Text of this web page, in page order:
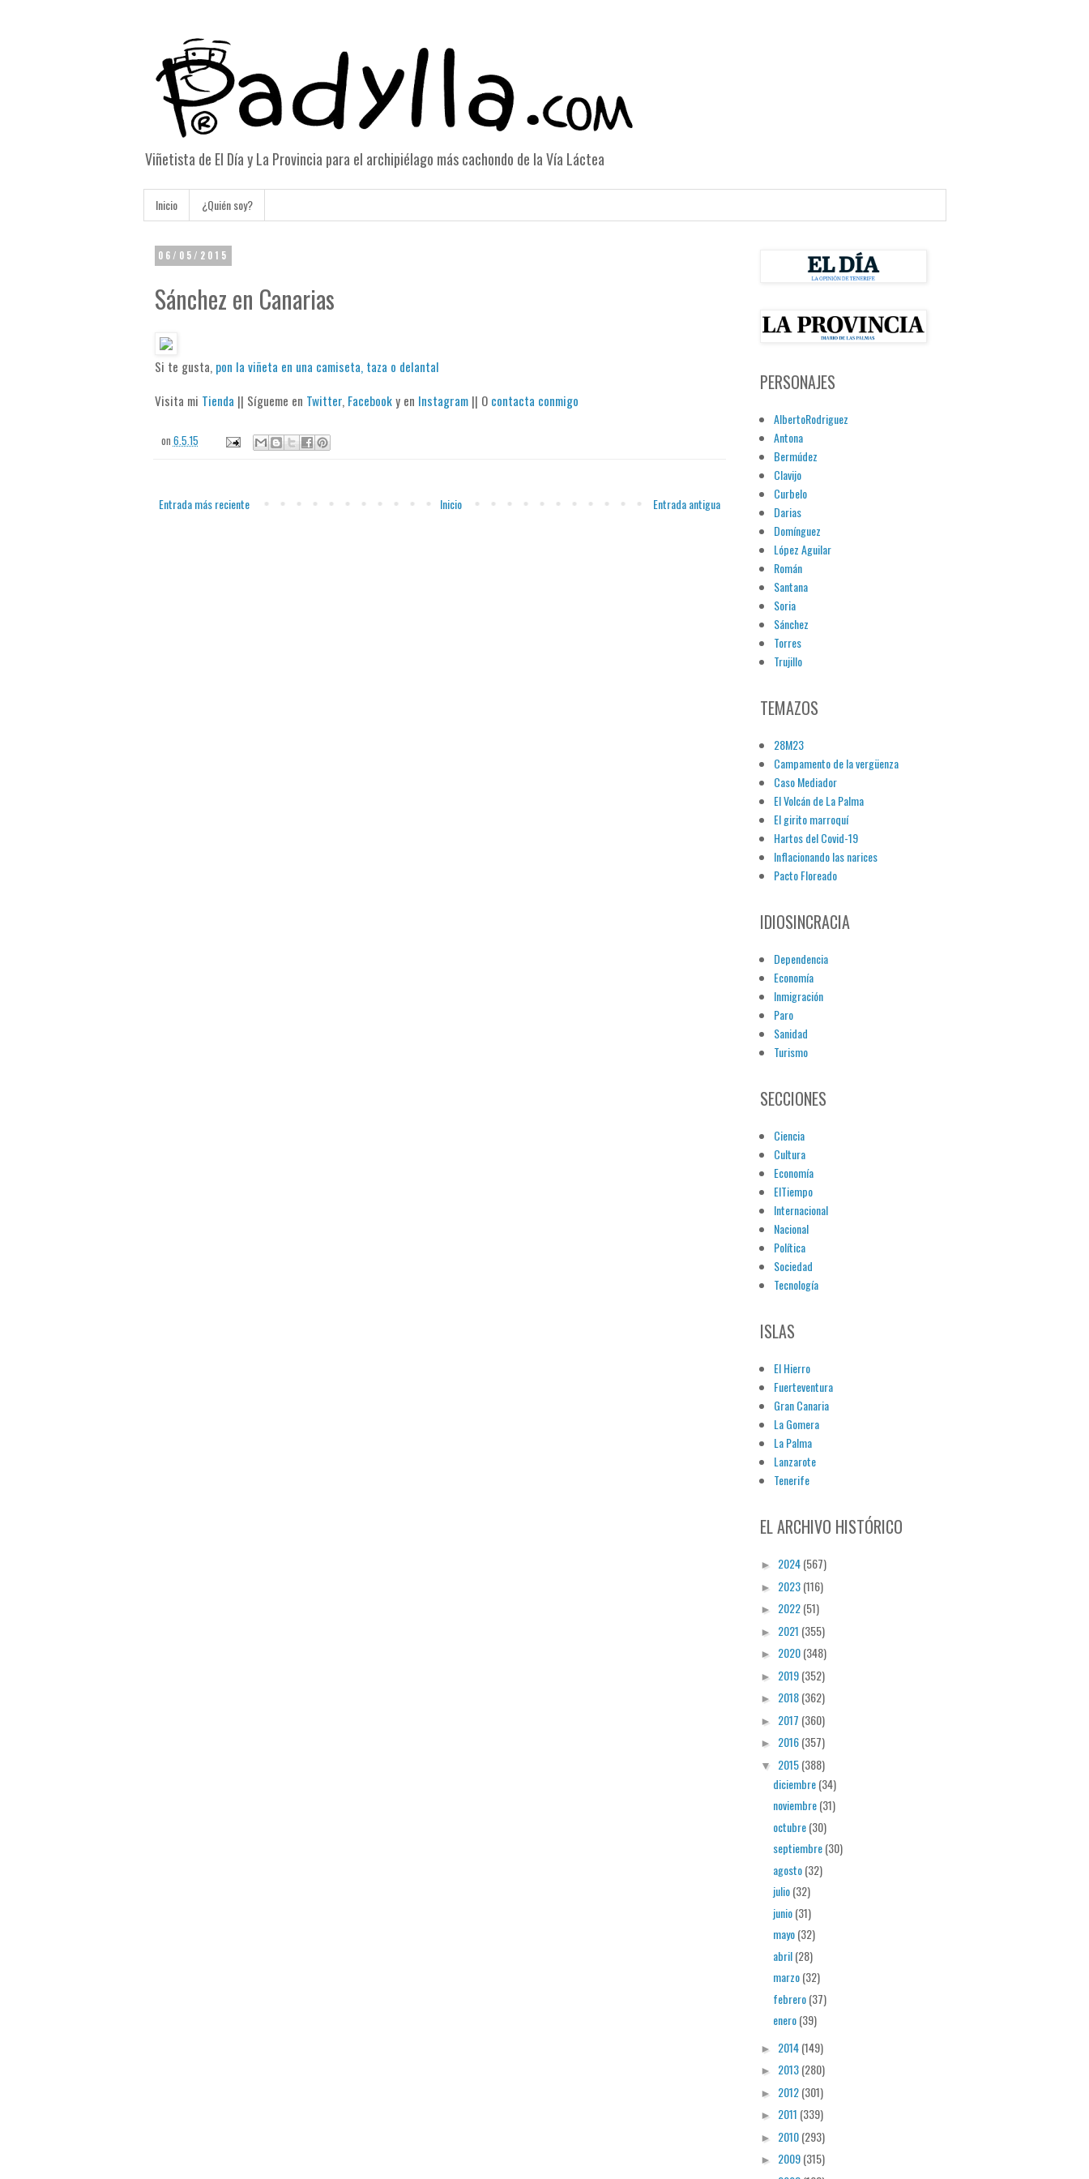
Viñetista de El Día y La Provincia para el archipiélago más cachondo de la Vía Láctea
Inicio ¿Quién soy?
06/05/2015
Sánchez en Canarias
Si te gusta, pon la viñeta en una camiseta, taza o delantal
Visita mi Tienda || Sígueme en Twitter, Facebooky en Instagram|| O contacta conmigo
on 6.5.15
Entrada más reciente Entrada antigua
Inicio
PERSONAJES
AlbertoRodriguez
Antona
Bermúdez
Clavijo
Curbelo
Darias
Domínguez
López Aguilar
Román
Santana
Soria
Sánchez
Torres
Trujillo
TEMAZOS
28M23
Campamento de la vergüenza
Caso Mediador
El Volcán de La Palma
El girito marroquí
Hartos del Covid-19
Inflacionando las narices
Pacto Floreado
IDIOSINCRACIA
Dependencia
Economía
Inmigración
Paro
Sanidad
Turismo
SECCIONES
Ciencia
Cultura
Economía
ElTiempo
Internacional
Nacional
Política
Sociedad
Tecnología
ISLAS
El Hierro
Fuerteventura
Gran Canaria
La Gomera
La Palma
Lanzarote
Tenerife
EL ARCHIVO HISTÓRICO
► 2024(567)
► 2023(116)
► 2022(51)
► 2021 (355)
► 2020(348)
► 2019(352)
► 2018(362)
► 2017 (360)
► 2016(357)
▼ 2015(388)
diciembre(34)
noviembre(31)
octubre(30)
septiembre(30)
agosto(32)
julio(32)
junio(31)
mayo(32)
abril(28)
marzo(32)
febrero(37)
enero(39)
► 2014(149)
► 2013(280)
► 2012(301)
► 2011 (339)
► 2010(293)
► 2009(315)